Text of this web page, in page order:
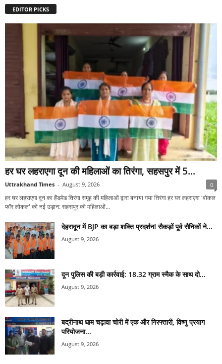
EDITOR PICKS
हर घर लहराएगा दून की महिलाओं का तिरंगा, सहसपुर में 5...
Uttrakhand Times - August 9, 2026 0
हर घर लहराएगा दून का हैंडमेड तिरंगा समूह की महिलाओं द्वारा बनाया गया तिरंगा हर घर लहराएगा ‘वोकल
फॉर लोकल’ को नई उड़ान: सहसपुर की महिलाओं...
देहरादून में BJP का बड़ा शक्ति प्रदर्शन! सैकड़ों पूर्व सैनिकों ने...
August 9, 2026
दून पुलिस की बड़ी कार्रवाई: 18.32 ग्राम स्मैक के साथ दो...
August 9, 2026
बद्रीनाथ धाम चढ़ावा चोरी में एक और गिरफ्तारी, विष्णु प्रयाग
परियोजना...
August 9, 2026